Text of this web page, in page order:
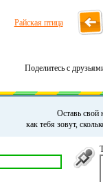
Райская птица
Поделитесь с
Оставь свой
как тебя зовут,